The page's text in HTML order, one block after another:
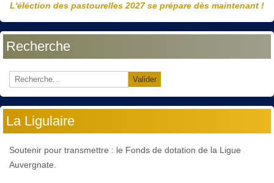
L'éléction des pastourelles 2027 se prépare dès maintenant !
Recherche
Valider
La Ligulaire
Soutenir pour transmettre : le Fonds de dotation de la Ligue
Auvergnate.